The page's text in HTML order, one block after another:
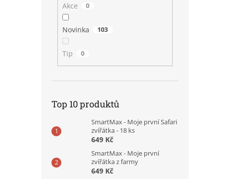
Akce 0
Novinka 103
Tip 0
Top 10 produktů
SmartMax - Moje první Safari
zvířátka - 18 ks
649 Kč
SmartMax - Moje první
zvířátka z farmy
649 Kč